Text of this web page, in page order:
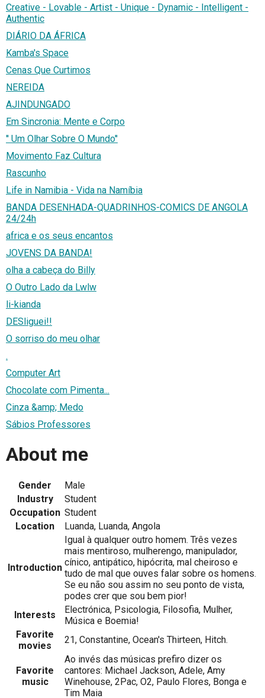
Creative - Lovable - Artist - Unique - Dynamic - Intelligent -
Authentic
DIÁRIO DA ÁFRICA
Kamba's Space
Cenas Que Curtimos
NEREIDA
AJINDUNGADO
Em Sincronia: Mente e Corpo
'' Um Olhar Sobre O Mundo''
Movimento Faz Cultura
Rascunho
Life in Namibia - Vida na Namíbia
BANDA DESENHADA-QUADRINHOS-COMICS DE ANGOLA
24/24h
africa e os seus encantos
JOVENS DA BANDA!
olha a cabeça do Billy
O Outro Lado da Lwlw
li-kianda
DESliguei!!
O sorriso do meu olhar
.
Computer Art
Chocolate com Pimenta...
Cinza &amp; Medo
Sábios Professores
About me
Gender
Male
Industry
Student
Occupation Student
Location
Luanda, Luanda, Angola
Introduction
Igual à qualquer outro homem. Três vezes
mais mentiroso, mulherengo, manipulador,
cínico, antipático, hipócrita, mal cheiroso e
tudo de mal que ouves falar sobre os homens.
Se eu não sou assim no seu ponto de vista,
podes crer que sou bem pior!
Interests
Electrónica, Psicologia, Filosofia, Mulher,
Música e Boemia!
Favorite
movies
21, Constantine, Ocean's Thirteen, Hitch.
Favorite
music
Ao invés das músicas prefiro dizer os
cantores: Michael Jackson, Adele, Amy
Winehouse, 2Pac, O2, Paulo Flores, Bonga e
Tim Maia